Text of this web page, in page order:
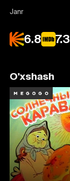
Janr
6.8 7.3
O'xshash